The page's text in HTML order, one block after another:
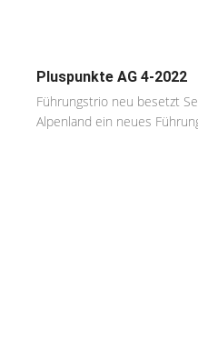
Pluspunkte AG 4-2022
Führungstrio neu besetzt
Alpenland ein neues